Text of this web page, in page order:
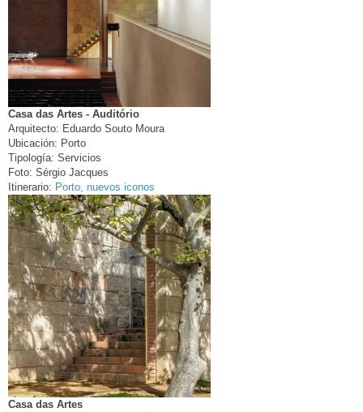
Casa das Artes - Auditório
Arquitecto: Eduardo Souto Moura
Ubicación: Porto
Tipología: Servicios
Foto: Sérgio Jacques
Itinerario: Porto, nuevos iconos
Casa das Artes